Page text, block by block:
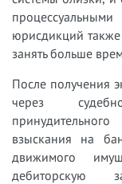
юрисдикций
занять больше
После получения
через
взыскания на
движимого
дебиторскую